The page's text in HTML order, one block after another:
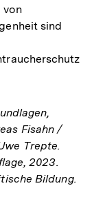
von
sind
Fisahn /
Trepte.
2023.
Bildung.